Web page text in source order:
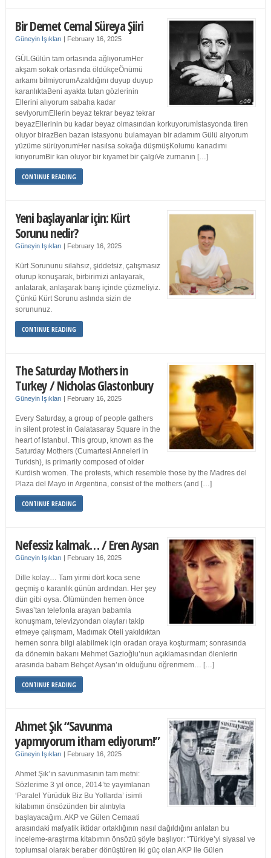
Bir Demet Cemal Süreya Şiiri
Güneyin Işıkları | February 16, 2025
GÜLGülün tam ortasında ağlıyorumHer
akşam sokak ortasında öldükçeÖnümü
arkamı bilmiyorumAzaldığını duyup duyup
karanlıktaBeni ayakta tutan gözlerinin
Ellerini alıyorum sabaha kadar
seviyorumEllerin beyaz tekrar beyaz tekrar
beyazEllerinin bu kadar beyaz olmasından korkuyorumİstasyonda tiren
oluyor birazBen bazan istasyonu bulamayan bir adamım Gülü alıyorum
yüzüme sürüyorumHer nasılsa sokağa düşmüşKolumu kanadımı
kırıyorumBir kan oluyor bir kıyamet bir çalgıVe zurnanın […]
CONTINUE READING
Yeni başlayanlar için: Kürt
Sorunu nedir?
Güneyin Işıkları | February 16, 2025
Kürt Sorununu silahsız, şiddetsiz, çatışmasız
oturup konuşarak, birbirimizi anlayarak,
anlatarak, anlaşarak barış içinde çözmeliyiz.
Çünkü Kürt Sorunu aslında sizin de
sorununuz.
CONTINUE READING
The Saturday Mothers in
Turkey / Nicholas Glastonbury
Güneyin Işıkları | February 16, 2025
Every Saturday, a group of people gathers
in silent protest in Galatasaray Square in the
heart of Istanbul. This group, known as the
Saturday Mothers (Cumartesi Anneleri in
Turkish), is primarily composed of older
Kurdish women. The protests, which resemble those by the Madres del
Plaza del Mayo in Argentina, consist of the mothers (and […]
CONTINUE READING
Nefessiz kalmak… / Eren Aysan
Güneyin Işıkları | February 16, 2025
Dille kolay… Tam yirmi dört koca sene
geçmiş o karanlık günün ardından. Her şey
dün gibi oysa. Ölümünden hemen önce
Sıvas’tan telefonla arayan babamla
konuşmam, televizyondan olayları takip
etmeye çalışmam, Madımak Oteli yakıldıktan
hemen sonra bilgi alabilmek için oradan oraya koşturmam; sonrasında
da dönemin bakanı Mehmet Gazioğlu’nun açıklamasından ölenlerin
arasında babam Behçet Aysan’ın olduğunu öğrenmem… […]
CONTINUE READING
Ahmet Şık “Savunma
yapmıyorum itham ediyorum!”
Güneyin Işıkları | February 16, 2025
Ahmet Şık’ın savunmasının tam metni:
Sözlerime 3 yıl önce, 2014’te yayımlanan
‘Paralel Yürüdük Biz Bu Yollarda’ isimli
kitabımın önsözünden bir alıntıyla
başlayacağım. AKP ve Gülen Cemaati
arasındaki mafyatik iktidar ortaklığının nasıl dağıldığını anlatan bu
inceleme-araştırma kitabımın önsözü şöyle başlıyor: “Türkiye’yi siyasal ve
toplumsal olarak beraber dönüştüren iki güç olan AKP ile Gülen